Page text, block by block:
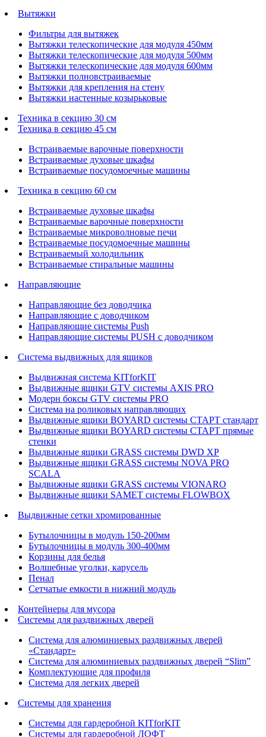
Вытяжки
Фильтры для вытяжек
Вытяжки телескопические для модуля 450мм
Вытяжки телескопические для модуля 500мм
Вытяжки телескопические для модуля 600мм
Вытяжки полновстраиваемые
Вытяжки для крепления на стену
Вытяжки настенные козырьковые
Техника в секцию 30 см
Техника в секцию 45 см
Встраиваемые варочные поверхности
Встраиваемые духовые шкафы
Встраиваемые посудомоечные машины
Техника в секцию 60 см
Встраиваемые духовые шкафы
Встраиваемые варочные поверхности
Встраиваемые микроволновые печи
Встраиваемые посудомоечные машины
Встраиваемый холодильник
Встраиваемые стиральные машины
Направляющие
Направляющие без доводчика
Направляющие с доводчиком
Направляющие системы Push
Направляющие системы PUSH с доводчиком
Система выдвижных для ящиков
Выдвижная система KITforKIT
Выдвижные ящики GTV системы AXIS PRO
Модерн боксы GTV системы PRO
Система на роликовых направляющих
Выдвижные ящики BOYARD системы СТАРТ стандарт
Выдвижные ящики BOYARD системы СТАРТ прямые
стенки
Выдвижные ящики GRASS системы DWD XP
Выдвижные ящики GRASS системы NOVA PRO
SCALA
Выдвижные ящики GRASS системы VIONARO
Выдвижные ящики SAMET системы FLOWBOX
Выдвижные сетки хромированные
Бутылочницы в модуль 150-200мм
Бутылочницы в модуль 300-400мм
Корзины для белья
Волшебные уголки, карусель
Пенал
Cетчатые емкости в нижний модуль
Контейнеры для мусора
Системы для раздвижных дверей
Система для алюминиевых раздвижных дверей
«Стандарт»
Система для алюминиевых раздвижных дверей “Slim”
Комплектующие для профиля
Система для легких дверей
Системы для хранения
Системы для гардеробной KITforKIT
Системы для гардеробной ЛОФТ